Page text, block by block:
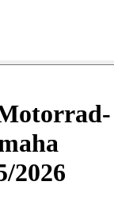
2026